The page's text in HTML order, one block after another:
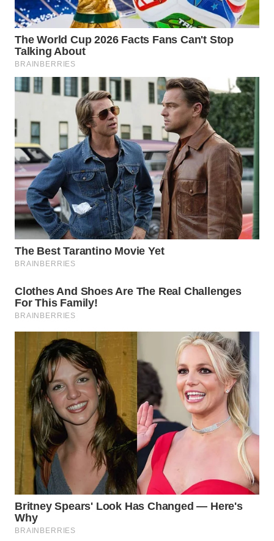
WN
NATUNA
WN
BINTAN
MANDALIKA
WN
LIKUPANG
WN
LABUANBAJO
BORNEO
Wahana
Media
Group
WAHANA
NEWS
WAHANA
TANI
WAHANA
ADVOKAT
WAHANA
INFRASTRUKTUR
WAHANA
KONSUMEN